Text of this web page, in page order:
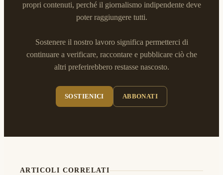
propri contenuti, perché il giornalismo indipendente deve
poter raggiungere tutti.
Sostenere il nostro lavoro significa permetterci di
continuare a verificare, raccontare e pubblicare ciò che
altri preferirebbero restasse nascosto.
SOSTIENICI ABBONATI
ARTICOLI CORRELATI